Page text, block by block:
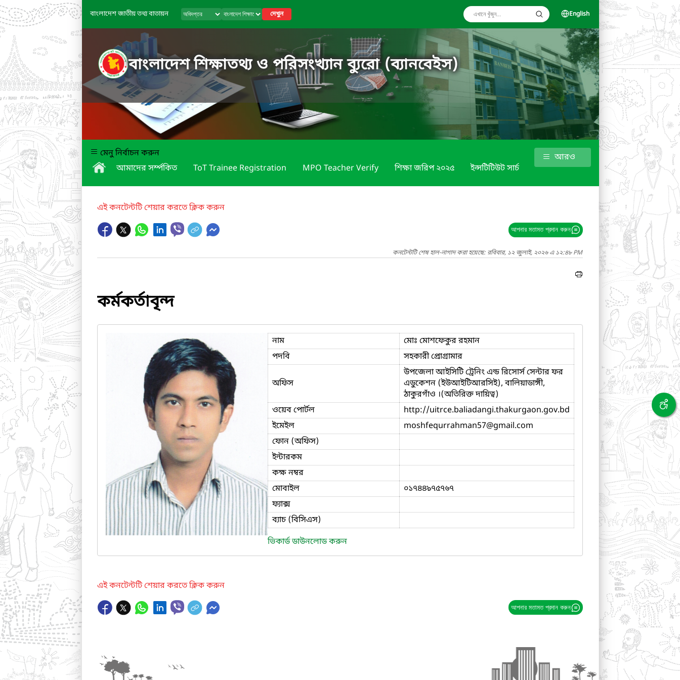
বাংলাদেশ জাতীয় তথ্য বাতায়ন দেখুন English
বাংলাদেশ শিক্ষাতথ্য ও পরিসংখ্যান ব্যুরো (ব্যানবেইস)
মেনু নির্বাচন করুন
আমাদের সর্ম্পকিত
ToT Trainee Registration MPO Teacher Verify শিক্ষা জরিপ ২০২৫ ইন্সটিটিউট সার্চ
আরও
এই কনটেন্টটি শেয়ার করতে ক্লিক করুন
আপনার মতামত প্রদান করুন
কনটেন্টটি শেষ হাল-নাগাদ করা হয়েছে: রবিবার, ১২ জুলাই, ২০২৬ এ ১২:৪৮ PM
কর্মকর্তাবৃন্দ
নাম
মোঃ মোশফেকুর রহমান
পদবি
সহকারী প্রোগ্রামার
অফিস
উপজেলা আইসিটি ট্রেনিং এন্ড রিসোর্স সেন্টার ফর
এডুকেশন (ইউআইটিআরসিই), বালিয়াডাঙ্গী,
ঠাকুরগাঁও ।(অতিরিক্ত দায়িত্ব)
ওয়েব পোর্টল
http://uitrce.baliadangi.thakurgaon.gov.bd
ইমেইল
moshfequrrahman57@gmail.com
ফোন (অফিস)
ইন্টারকম
কক্ষ নম্বর
মোবাইল
০১৭৪৪৯৭৫৭৬৭
ফ্যাক্স
ব্যাচ (বিসিএস)
ভিকার্ড ডাউনলোড করুন
এই কনটেন্টটি শেয়ার করতে ক্লিক করুন
আপনার মতামত প্রদান করুন